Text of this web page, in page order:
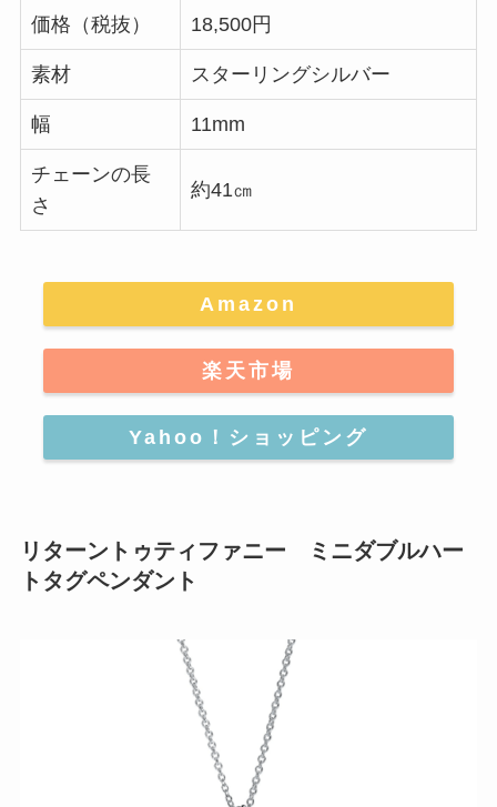
価格（税抜） 18,500円
素材 スターリングシルバー
幅 11mm
チェーンの長
さ
約41㎝
Amazon
楽天市場
Yahoo！ショッピング
リターントゥティファニー ミニダブルハー
トタグペンダント